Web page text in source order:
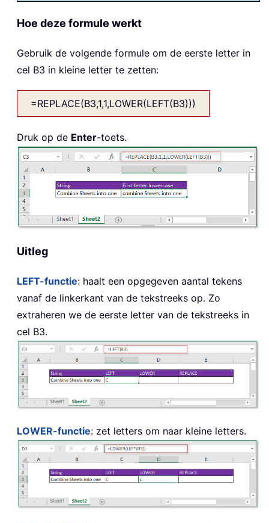
Hoe deze formule werkt
Gebruik de volgende formule om de eerste letter in
cel B3 in kleine letter te zetten:
=REPLACE(B3,1,1,LOWER(LEFT(B3)))
Druk op de Enter-toets.
Uitleg
LEFT-functie: haalt een opgegeven aantal tekens
vanaf de linkerkant van de tekstreeks op. Zo
extraheren we de eerste letter van de tekstreeks in
cel B3.
LOWER-functie: zet letters om naar kleine letters.